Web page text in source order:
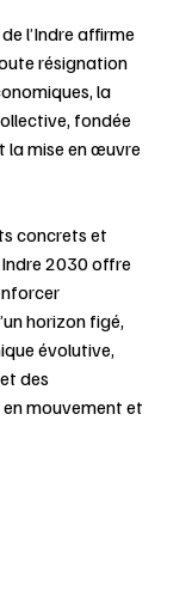
l’Indre affirme
résignation
la
fondée
la mise en œuvre
concrets et
2030 offre
horizon figé,
évolutive,
des
mouvement et